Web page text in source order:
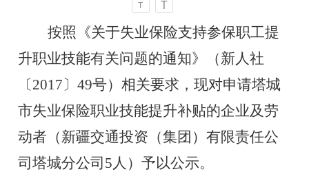
T T
按照《关于失业保险支持参保职工提
升职业技能有关问题的通知》（新人社
〔2017〕49号）相关要求，现对申请塔城
市失业保险职业技能提升补贴的企业及劳
动者（新疆交通投资（集团）有限责任公
司塔城分公司5人）予以公示。